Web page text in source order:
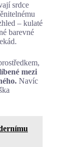
srdce
– kulaté
barevné
mezi
Navíc